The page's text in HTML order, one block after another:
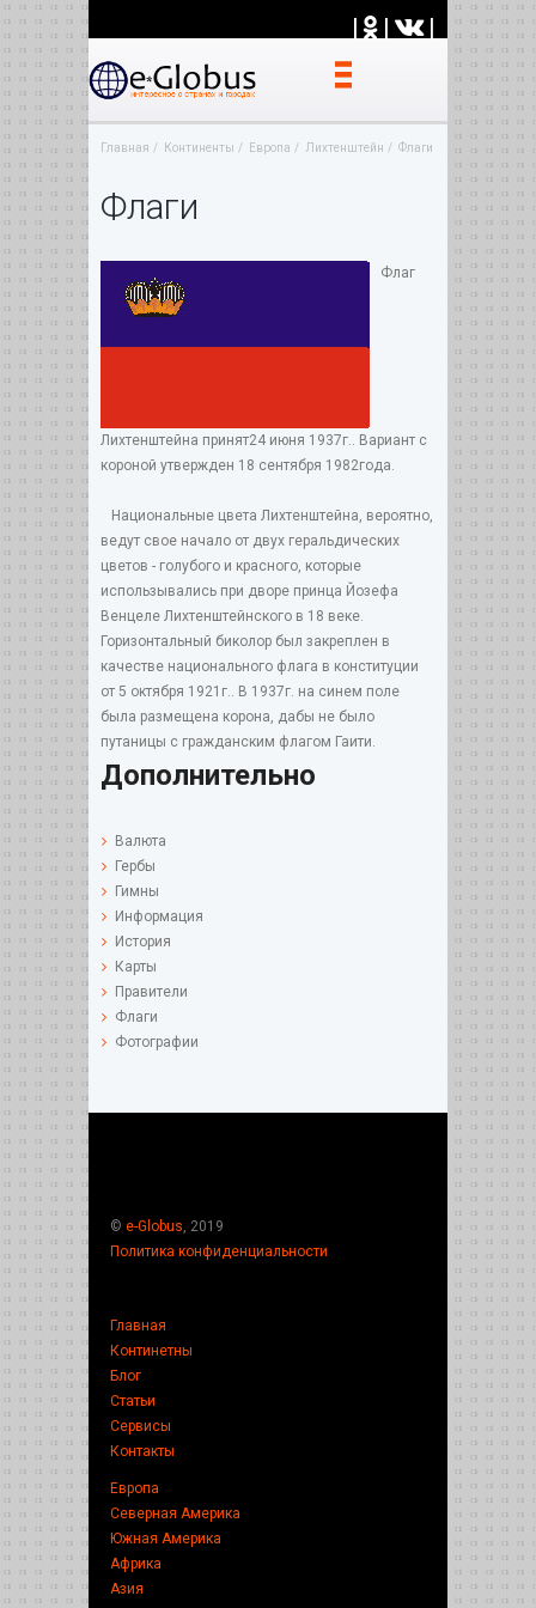
| | |
Главная Континенты Европа Лихтенштейн Флаги
Флаги
Флаг
Лихтенштейна принят24 июня 1937г.. Вариант с
короной утвержден 18 сентября 1982года.
Национальные цвета Лихтенштейна, вероятно,
ведут свое начало от двух геральдических
цветов - голубого и красного, которые
использывались при дворе принца Йозефа
Венцеле Лихтенштейнского в 18 веке.
Горизонтальный биколор был закреплен в
качестве национального флага в конституции
от 5 октября 1921г.. В 1937г. на синем поле
была размещена корона, дабы не было
путаницы с гражданским флагом Гаити.
Дополнительно
Валюта
Гербы
Гимны
Информация
История
Карты
Правители
Флаги
Фотографии
© e-Globus , 2019
Политика конфиденциальности
Главная
Континетны
Блог
Статьи
Сервисы
Контакты
Европа
Северная Америка
Южная Америка
Африка
Азия